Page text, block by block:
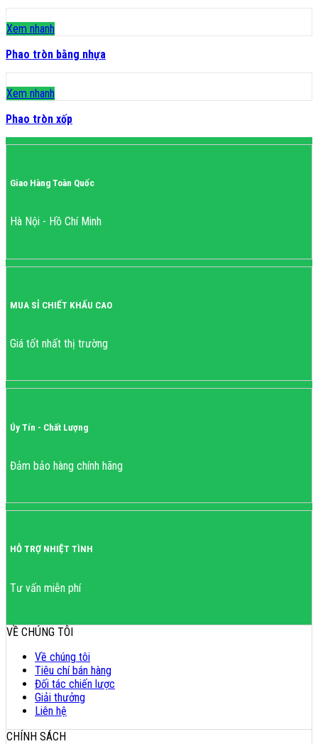
Xem nhanh
Phao tròn bằng nhựa
Xem nhanh
Phao tròn xốp
Giao Hàng Toàn Quốc
Hà Nội - Hồ Chí Minh
MUA SỈ CHIẾT KHẤU CAO
Giá tốt nhất thị trường
Úy Tín - Chất Lượng
Đảm bảo hàng chính hãng
HỖ TRỢ NHIỆT TÌNH
Tư vấn miễn phí
VỀ CHÚNG TÔI
Về chúng tôi
Tiêu chí bán hàng
Đối tác chiến lược
Giải thưởng
Liên hệ
CHÍNH SÁCH